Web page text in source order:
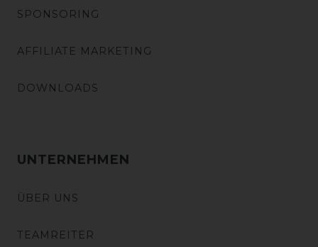
SPONSORING
AFFILIATE MARKETING
DOWNLOADS
UNTERNEHMEN
ÜBER UNS
TEAMREITER